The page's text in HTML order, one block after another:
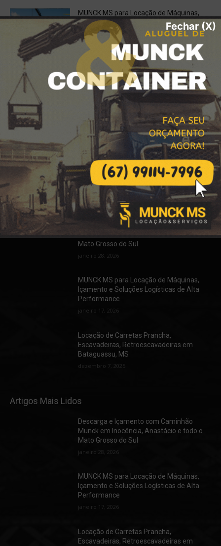
MUNCK MS para Locação de Máquinas,
Içamento e Soluções Logísticas de Alta
Performance
janeiro 17, 2026
Locação de Carretas Prancha,
Escavadeiras, Retroescavadeiras em
Bataguassu, MS
dezembro 7, 2025
Água Potável Certificada em Bataguassu
e Região? Contrate o Caminhão Pipa da
MUNCK MS!
dezembro 6, 2025
Destaques da Locação
Descarga e Içamento com Caminhão
Munck em Inocência, Anastácio e todo o
Mato Grosso do Sul
janeiro 28, 2026
MUNCK MS para Locação de Máquinas,
Içamento e Soluções Logísticas de Alta
Performance
janeiro 17, 2026
Locação de Carretas Prancha,
Escavadeiras, Retroescavadeiras em
Bataguassu, MS
dezembro 7, 2025
Artigos Mais Lidos
Descarga e Içamento com Caminhão
Munck em Inocência, Anastácio e todo o
Mato Grosso do Sul
janeiro 28, 2026
MUNCK MS para Locação de Máquinas,
Içamento e Soluções Logísticas de Alta
Performance
janeiro 17, 2026
Locação de Carretas Prancha,
Escavadeiras, Retroescavadeiras em
Fechar (X)